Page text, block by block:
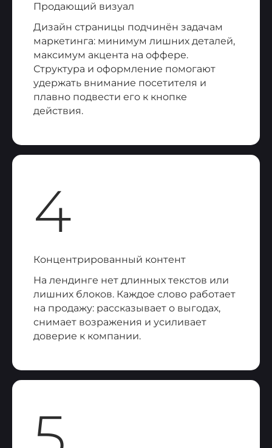
Продающий визуал
Дизайн страницы подчинён задачам
маркетинга: минимум лишних деталей,
максимум акцента на оффере.
Структура и оформление помогают
удержать внимание посетителя и
плавно подвести его к кнопке
действия.
4
Концентрированный контент
На лендинге нет длинных текстов или
лишних блоков. Каждое слово работает
на продажу: рассказывает о выгодах,
снимает возражения и усиливает
доверие к компании.